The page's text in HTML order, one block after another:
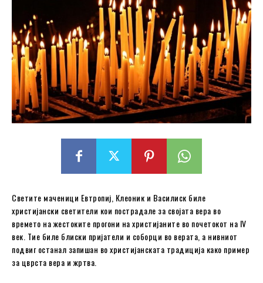
Светите маченици Евтропиј, Клеоник и Василиск биле
христијански светители кои пострадале за својата вера во
времето на жестоките прогони на христијаните во почетокот на IV
век. Тие биле блиски пријатели и соборци во верата, а нивниот
подвиг останал запишан во христијанската традиција како пример
за цврста вера и жртва.